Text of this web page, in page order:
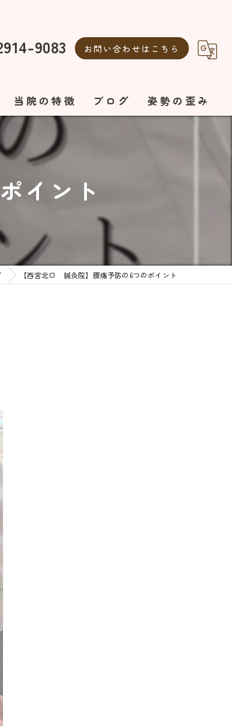
9083 お問い合わせはこちら
当院の特徴
整体
自律神経
ボディメイク
美容鍼
ブログ 姿勢の歪み
イント
【西宮北口 鍼灸院】腰痛予防の6つのポイント